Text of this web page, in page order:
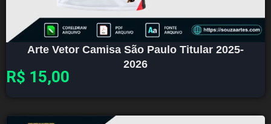
Arte Vetor Camisa São Paulo Titular 2025-
2026
R$ 15,00